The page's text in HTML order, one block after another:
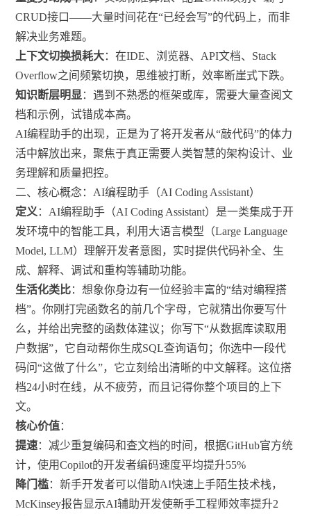
CRUD接口——大量时间花在“已经会写”的代码上，而非
解决业务难题。
上下文切换损耗大：在IDE、浏览器、API文档、Stack
Overflow之间频繁切换，思维被打断，效率断崖式下跌。
知识断层明显 ：遇到不熟悉的框架或库，需要大量查阅文
档和示例，试错成本高。
AI编程助手的出现，正是为了将开发者从“敲代码”的体力
活中解放出来，聚焦于真正需要人类智慧的架构设计、业
务理解和质量把控。
二、核心概念：AI编程助手（AI Coding Assistant）
定义 ：AI编程助手（AI Coding Assistant）是一类集成于开
发环境中的智能工具，利用大语言模型（Large Language
Model, LLM）理解开发者意图，实时提供代码补全、生
成、解释、调试和重构等辅助功能。
生活化类比：想象你身边有一位经验丰富的“结对编程搭
档”。你刚打完函数名的前几个字母，它就猜出你要写什
么，并给出完整的函数体建议；你写下“从数据库读取用
户数据”，它自动帮你生成SQL查询语句；你选中一段代
码问“这做了什么”，它立刻给出清晰的中文解释。这位搭
档24小时在线，从不疲劳，而且记得你整个项目的上下
文。
核心价值：
提速：减少重复编码和查文档的时间，根据GitHub官方统
计，使用Copilot的开发者编码速度平均提升55%
降门槛：新手开发者可以借助AI快速上手陌生技术栈，
McKinsey报告显示AI辅助开发使新手工程师效率提升2